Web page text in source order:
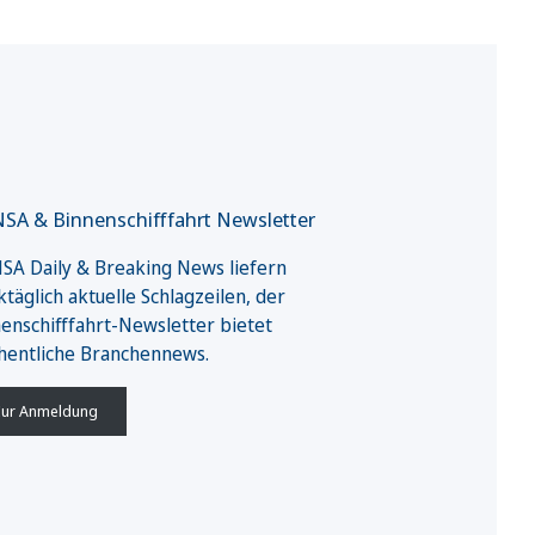
& Binnenschifffahrt Newsletter
Daily & Breaking News liefern
aktuelle Schlagzeilen, der
Newsletter bietet
Branchennews.
Anmeldung